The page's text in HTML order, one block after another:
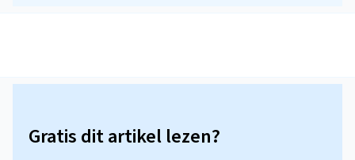
Gratis dit artikel lezen?